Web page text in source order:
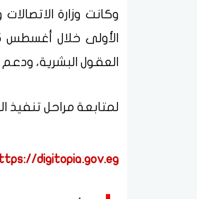
العقول البشرية،
لمتابعة مراحل تنفيذ
digitopia.gov.eg